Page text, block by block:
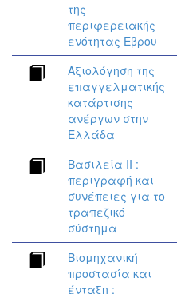
της
περιφερειακής
ενότητας Έβρου
Αξιολόγηση της
επαγγελματικής
κατάρτισης
ανέργων στην
Ελλάδα
Βασιλεία ΙΙ :
περιγραφή και
συνέπειες για το
τραπεζικό
σύστημα
Βιομηχανική
προστασία και
ένταξη :